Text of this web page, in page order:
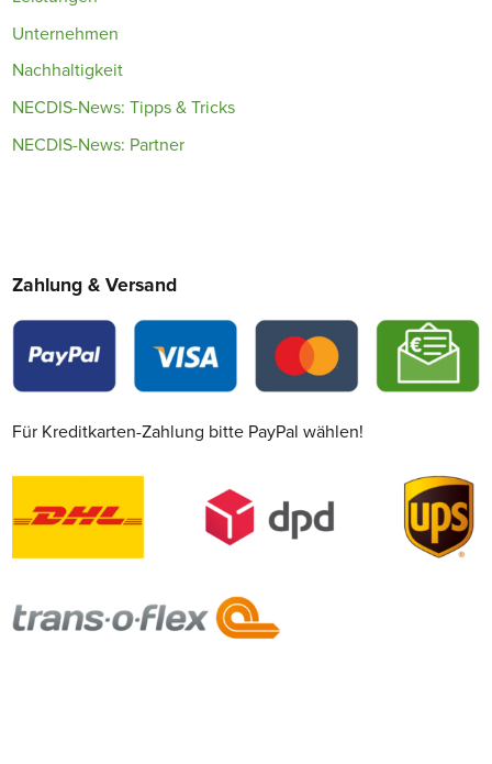
Unternehmen
Nachhaltigkeit
NECDIS-News: Tipps & Tricks
NECDIS-News: Partner
Zahlung & Versand
Für Kreditkarten-Zahlung bitte PayPal wählen!